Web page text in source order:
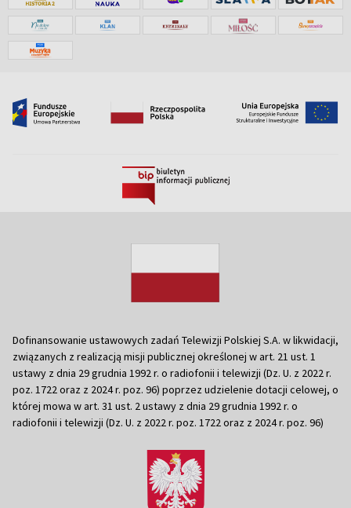
Dofinansowanie ustawowych zadań Telewizji Polskiej S.A. w likwidacji,
związanych z realizacją misji publicznej określonej w art. 21 ust. 1
ustawy z dnia 29 grudnia 1992 r. o radiofonii i telewizji (Dz. U. z 2022 r.
poz. 1722 oraz z 2024 r. poz. 96) poprzez udzielenie dotacji celowej, o
której mowa w art. 31 ust. 2 ustawy z dnia 29 grudnia 1992 r. o
radiofonii i telewizji (Dz. U. z 2022 r. poz. 1722 oraz z 2024 r. poz. 96)